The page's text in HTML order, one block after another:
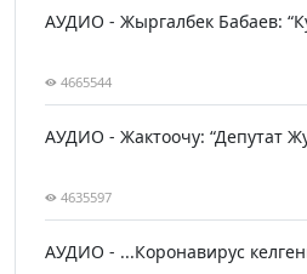
АУДИО - Жыргалбек Бабаев:
4665544
АУДИО - Жактоочу: “Депутат
4635597
АУДИО - ...Коронавирус